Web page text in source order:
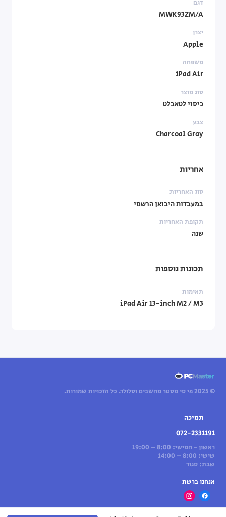
דגם
MWK93ZM/A
יצרן
Apple
משפחה
iPad Air
סוג מוצר
כיסוי לטאבלט
צבע
Charcoal Gray
אחריות
סוג האחריות
במעבדות היבואן הרשמי
תקופת האחריות
שנה
תכונות נוספות
תאימות
iPad Air 13-inch M2 / M3
© 2025 פי סי מסטר מחשבים וסלולר. כל הזכויות שמורות.
תמיכה
072-2331191
ראשון - חמישי: 8:00 – 19:00
שישי: 8:00 – 14:00
שבת: סגור
אנחנו ברשת